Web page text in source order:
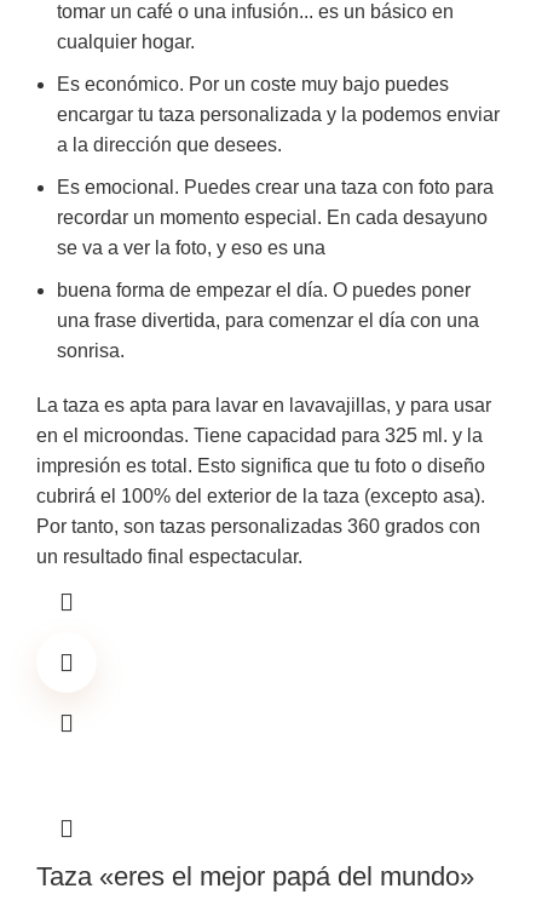
tomar un café o una infusión... es un básico en
cualquier hogar.
Es económico. Por un coste muy bajo puedes
encargar tu taza personalizada y la podemos enviar
a la dirección que desees.
Es emocional. Puedes crear una taza con foto para
recordar un momento especial. En cada desayuno
se va a ver la foto, y eso es una
buena forma de empezar el día. O puedes poner
una frase divertida, para comenzar el día con una
sonrisa.
La taza es apta para lavar en lavavajillas, y para usar
en el microondas. Tiene capacidad para 325 ml. y la
impresión es total. Esto significa que tu foto o diseño
cubrirá el 100% del exterior de la taza (excepto asa).
Por tanto, son tazas personalizadas 360 grados con
un resultado final espectacular.
Taza «eres el mejor papá del mundo»